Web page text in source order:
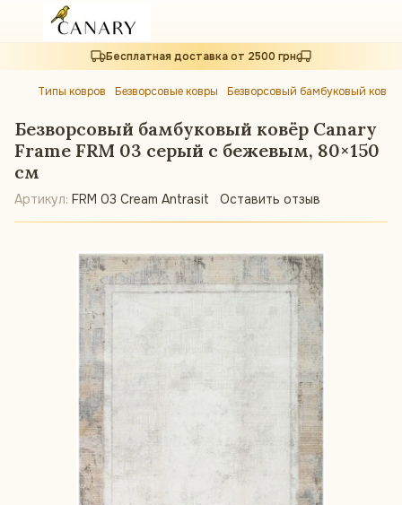
Бесплатная доставка от 2500 грн
Типы ковров Безворсовые ковры Безворсовый бамбуковый
Безворсовый бамбуковый ковёр Canary
Frame FRM 03 серый с бежевым, 80×150
см
Артикул: FRM 03 Cream Antrasit Оставить отзыв